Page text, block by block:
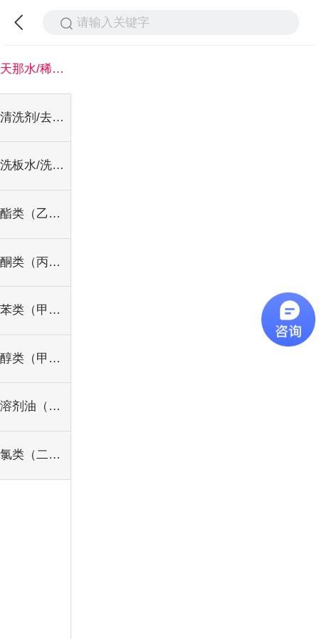
请输入关键字
天那水/稀释剂/开油水/活化剂
清洗剂/去渍油/白电油
洗板水/洗枪水/洗网水
酯类（乙酯/丁酯）
酮类（丙酮/丁酮/环己酮）
苯类（甲苯/二甲苯/三甲苯）
醇类（甲醇/乙醇/异丙醇/酒精/正丁醇）
溶剂油（白电油/6#/120#）
氯类（二氯甲烷/三氯乙烯）